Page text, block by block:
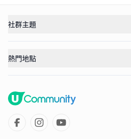
社群主題
熱門地點